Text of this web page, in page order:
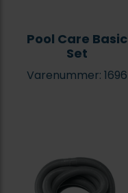
Pool Care Basic
Set
Varenummer: 1696